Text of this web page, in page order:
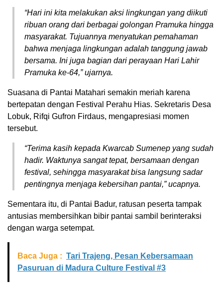
“Hari ini kita melakukan aksi lingkungan yang diikuti
ribuan orang dari berbagai golongan Pramuka hingga
masyarakat. Tujuannya menyatukan pemahaman
bahwa menjaga lingkungan adalah tanggung jawab
bersama. Ini juga bagian dari perayaan Hari Lahir
Pramuka ke-64,” ujarnya.
Suasana di Pantai Matahari semakin meriah karena
bertepatan dengan Festival Perahu Hias. Sekretaris Desa
Lobuk, Rifqi Gufron Firdaus, mengapresiasi momen
tersebut.
“Terima kasih kepada Kwarcab Sumenep yang sudah
hadir. Waktunya sangat tepat, bersamaan dengan
festival, sehingga masyarakat bisa langsung sadar
pentingnya menjaga kebersihan pantai,” ucapnya.
Sementara itu, di Pantai Badur, ratusan peserta tampak
antusias membersihkan bibir pantai sambil berinteraksi
dengan warga setempat.
Baca Juga : Tari Trajeng, Pesan Kebersamaan
Pasuruan di Madura Culture Festival #3